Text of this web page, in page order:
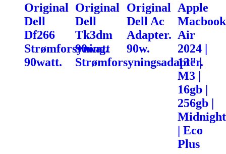
Original
Dell
Df266
Strømforsyning.
90watt.
Original
Dell
Tk3dm
90watt
Strømforsyningsadapter.
Original
Dell Ac
Adapter.
90w.
Apple
Macbook
Air
2024 |
13" |
M3 |
16gb |
256gb |
Midnight
| Eco
Plus